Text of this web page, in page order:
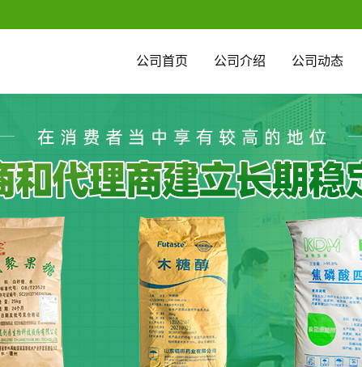
公司首页 公司介绍 公司动态